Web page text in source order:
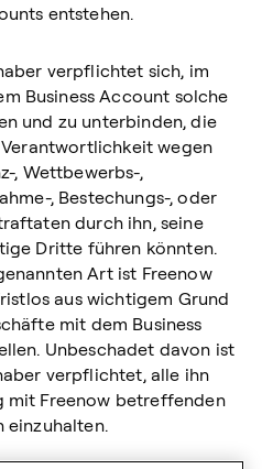
entstehen.
verpflichtet sich, im
Business Account solche
und zu unterbinden, die
wegen
, Wettbewerbs-,
, Bestechungs-, oder
durch ihn, seine
Dritte führen könnten.
Art ist Freenow
aus wichtigem Grund
mit dem Business
Unbeschadet davon ist
verpflichtet, alle ihn
mit Freenow betreffenden
einzuhalten.